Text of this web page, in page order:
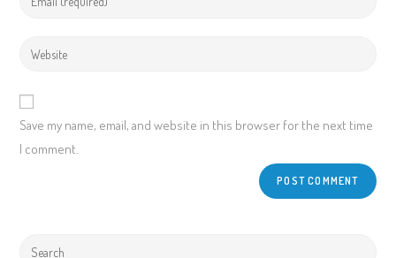
Save my name, email, and website in this browser for the next time
I comment.